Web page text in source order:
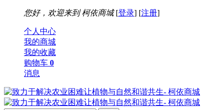
您好，欢迎来到 柯依商城[登录] [注册]
个人中心
我的商城
我的收藏
购物车 0
消息